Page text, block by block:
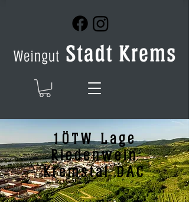
1ÖTW Lage
Riedenwein
Kremstal DAC